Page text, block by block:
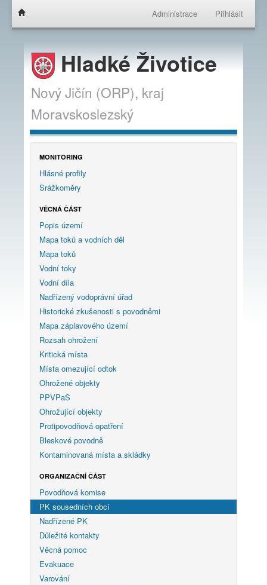
Administrace Přihlásit
Hladké Životice
Nový Jičín (ORP), kraj
Moravskoslezský
MONITORING
Hlásné profily
Srážkoměry
VĚCNÁ ČÁST
Popis území
Mapa toků a vodních děl
Mapa toků
Vodní toky
Vodní díla
Nadřízený vodoprávní úřad
Historické zkušenosti s povodněmi
Mapa záplavového území
Rozsah ohrožení
Kritická místa
Místa omezující odtok
Ohrožené objekty
PPVPaS
Ohrožující objekty
Protipovodňová opatření
Bleskové povodně
Kontaminovaná místa a skládky
ORGANIZAČNÍ ČÁST
Povodňová komise
PK sousedních obcí
Nadřízené PK
Důležité kontakty
Věcná pomoc
Evakuace
Varování